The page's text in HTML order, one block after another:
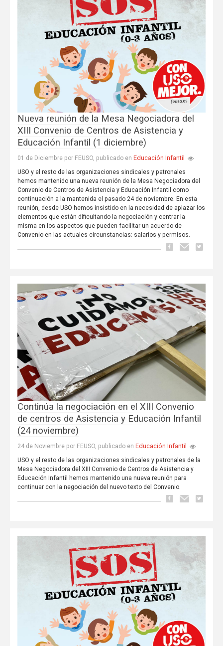
Nueva reunión de la Mesa Negociadora del
XIII Convenio de Centros de Asistencia y
Educación Infantil (1 diciembre)
01 de Diciembre por FEUSO, publicado en Educación Infantil
USO y el resto de las organizaciones sindicales y patronales
hemos mantenido una nueva reunión de la Mesa Negociadora del
Convenio de Centros de Asistencia y Educación Infantil como
continuación a la mantenida el pasado 24 de noviembre. En esta
reunión, desde USO hemos insistido en la necesidad de aplazar los
elementos que están dificultando la negociación y centrar la
misma en los aspectos que pueden facilitar un acuerdo de
Convenio en las actuales circunstancias: salarios y permisos.
Continúa la negociación en el XIII Convenio
de centros de Asistencia y Educación Infantil
(24 noviembre)
24 de Noviembre por FEUSO, publicado en Educación Infantil
USO y el resto de las organizaciones sindicales y patronales de la
Mesa Negociadora del XIII Convenio de Centros de Asistencia y
Educación Infantil hemos mantenido una nueva reunión para
continuar con la negociación del nuevo texto del Convenio.